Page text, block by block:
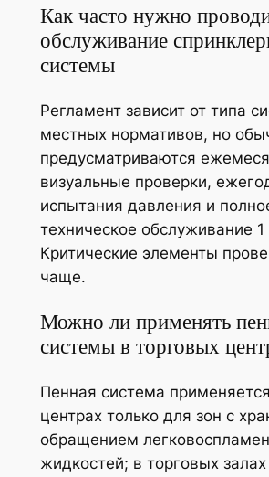
Как часто нужно
обслуживание
системы
Регламент зависит от типа
местных нормативов, но
предусматриваются
визуальные проверки,
испытания давления и
техническое обслуживание 1
Критические элементы
чаще.
Можно ли применять
системы в торговых
Пенная система
центрах только для зон с
обращением
жидкостей; в торговых